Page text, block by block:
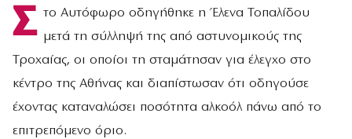
Σ το Αυτόφωρο οδηγήθηκε η Έλενα Τοπαλίδου
μετά τη σύλληψή της από αστυνομικούς της
Τροχαίας, οι οποίοι τη σταμάτησαν για έλεγχο στο
κέντρο της Αθήνας και διαπίστωσαν ότι οδηγούσε
έχοντας καταναλώσει ποσότητα αλκοόλ πάνω από το
επιτρεπόμενο όριο.